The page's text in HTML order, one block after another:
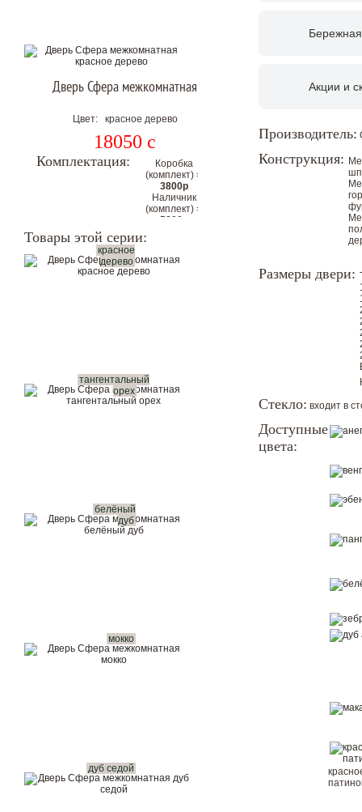
Дверь Сфера межкомнатная
Цвет: красное дерево
18050 c
Комплектация:
Коробка
(комплект) =
3800р
Наличник
(комплект) =
5800р
коробкой и
наличниками
Показать в интерьере
Товары этой серии:
красное
дерево
тангентальный
орех
белёный
дуб
мокко
дуб седой
Акции и
Производитель:
Конструкция:
Размеры двери:
Стекло: входит в
Доступные
цвета: